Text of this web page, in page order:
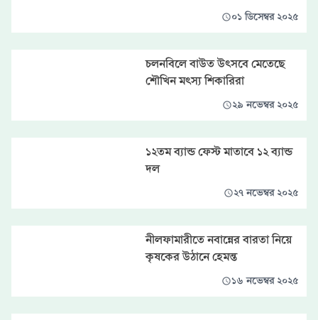
০১ ডিসেম্বর ২০২৫
চলনবিলে বাউত উৎসবে মেতেছে
শৌখিন মৎস্য শিকারিরা
২৯ নভেম্বর ২০২৫
১২তম ব্যান্ড ফেস্ট মাতাবে ১২ ব্যান্ড
দল
২৭ নভেম্বর ২০২৫
নীলফামারীতে নবান্নের বারতা নিয়ে
কৃষকের উঠানে হেমন্ত
১৬ নভেম্বর ২০২৫